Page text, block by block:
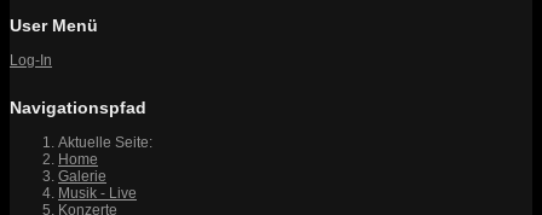
User Menü
Log-In
Navigationspfad
Aktuelle Seite:
Home
Galerie
Musik - Live
Konzerte